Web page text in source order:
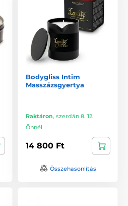
Bodygliss Intim
Masszázsgyertya
Raktáron, szerdán 8. 12.
Önnél
14 800 Ft
Összehasonlítás